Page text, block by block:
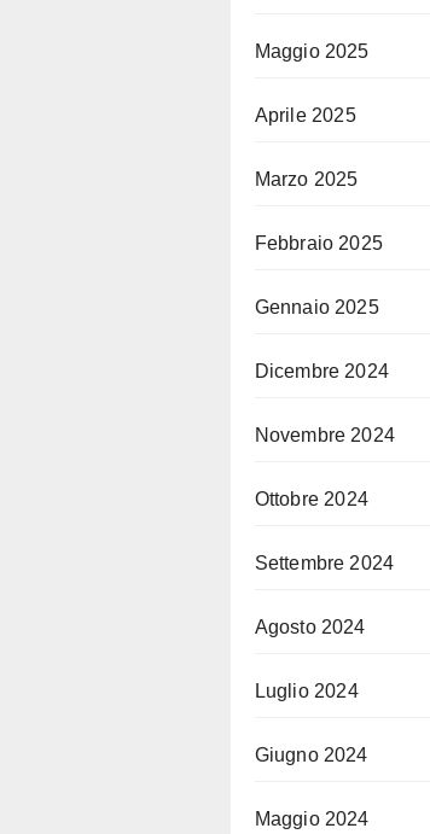
Maggio 2025
Aprile 2025
Marzo 2025
Febbraio 2025
Gennaio 2025
Dicembre 2024
Novembre 2024
Ottobre 2024
Settembre 2024
Agosto 2024
Luglio 2024
Giugno 2024
Maggio 2024